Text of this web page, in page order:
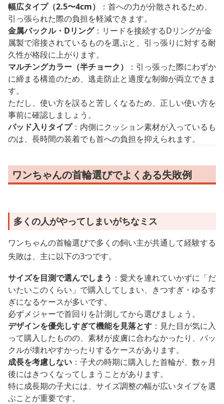
幅広タイプ（2.5〜4cm）
：首への力が分散されるため、
引っ張られた際の負担を軽減できます。
金属バックル・Dリング：リードを接続するDリングが金
属製で溶接されているものを選ぶと、引っ張りに対する耐
久性が格段に上がります。
マルチングカラー（半チョーク）
：引っ張った際にわずか
に締まる構造のため、逃走防止と適度な制御が両立できま
す。
ただし、使い方を誤ると苦しくなるため、正しい使い方を
事前に確認しましょう。
パッド入りタイプ：内側にクッション素材が入っているも
のは、長時間の装着でも首への負担を抑えられます。
ワンちゃんの首輪選びでよくある失敗例
多くの人がやってしまいがちなミス
ワンちゃんの首輪選びで多くの飼い主が共通して経験する
失敗は、主に以下の3つです。
サイズを目測で選んでしまう ：愛犬を連れていかずに「だ
いたいこのくらい」で購入してしまい、きつすぎ・ゆるす
ぎになるケースが多いです。
必ずメジャーで首回りを計測してから選びましょう。
デザインを優先しすぎて機能を見落とす ：見た目が気に入
って購入したものの、素材が皮膚に合わなかったり、バッ
クルが壊れやすかったりするケースがあります。
成長を考慮しない ：子犬の時期に購入した首輪が、数ヶ月
後にはきつくなってしまうことがあります。
特に成長期の子犬には、サイズ調整の幅が広いタイプを選
ぶことが重要です。